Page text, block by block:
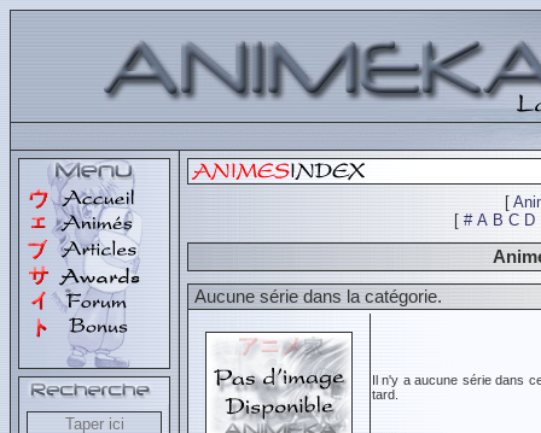
[
[ # A B C D
Aucune série dans la catégorie.
Il n'y a aucune série dans
tard.